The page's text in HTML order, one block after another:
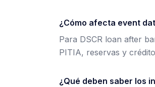
¿Cómo afecta event
Para DSCR loan after
PITIA, reservas y
¿Qué deben saber los